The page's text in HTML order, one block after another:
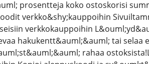
prosentteja koko ostoskorisi
verkko&shy;kauppoihin
verkkokauppoihin
hakukentt&auml;&auml; tai selaa
rahaa